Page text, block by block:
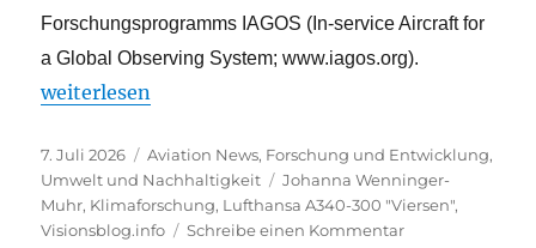
Forschungsprogramms IAGOS (In-service Aircraft for
a Global Observing System; www.iagos.org).
„Im Dienst der Klimaforschung seit 15 Jahren“
weiterlesen
Veröffentlicht
am
7. Juli 2026 Kategorien
Aviation News, Forschung und Entwicklung,
Umwelt und Nachhaltigkeit
Schlagwörter
Johanna Wenninger-
Muhr, Klimaforschung, Lufthansa A340-300 "Viersen",
Visionsblog.info
Schreibe einen Kommentarzu